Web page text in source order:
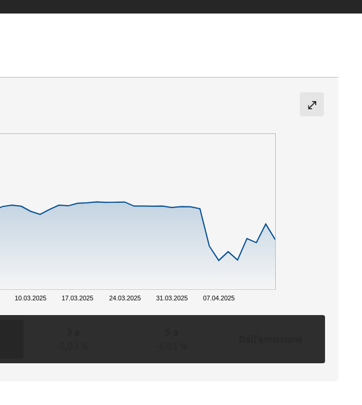
10.03.2025 17.03.2025 24.03.2025 31.03.2025 07.04.2025